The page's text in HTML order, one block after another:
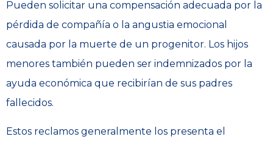
Pueden solicitar una compensación adecuada por la
pérdida de compañía o la angustia emocional
causada por la muerte de un progenitor. Los hijos
menores también pueden ser indemnizados por la
ayuda económica que recibirían de sus padres
fallecidos.
Estos reclamos generalmente los presenta el